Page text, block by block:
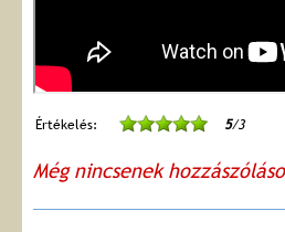
Értékelés: 5/3
Még nincsenek